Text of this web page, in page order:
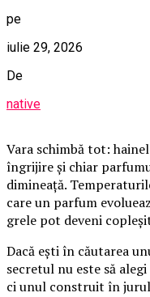
pe
iulie 29, 2026
De
native
Vara schimbă tot:
îngrijire și chiar
dimineață.
care un parfum
grele pot deveni
Dacă ești în căutarea
secretul nu este să
ci unul construit în